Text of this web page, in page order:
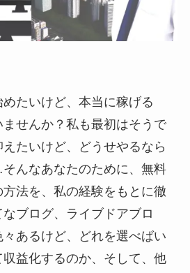
めたいけど、本当に稼げる
せんか？私も最初はそうで
たいけど、どうせやるなら
んなあなたのために、無料
法を、私の経験をもとに徹
ブログ、ライブドアブロ
あるけど、どれを選べばい
益化するのか、そして、他